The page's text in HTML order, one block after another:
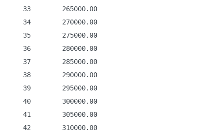
    33        265000.00
    34        270000.00
    35        275000.00
    36        280000.00
    37        285000.00
    38        290000.00
    39        295000.00
    40        300000.00
    41        305000.00
    42        310000.00